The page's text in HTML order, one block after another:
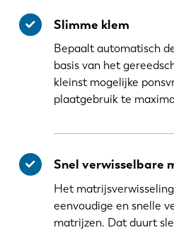
Slimme klem
Bepaalt automatisch
basis van het
kleinst mogelijke
plaatgebruik te
Snel verwisselbare
Het
eenvoudige en snelle
matrijzen. Dat duurt